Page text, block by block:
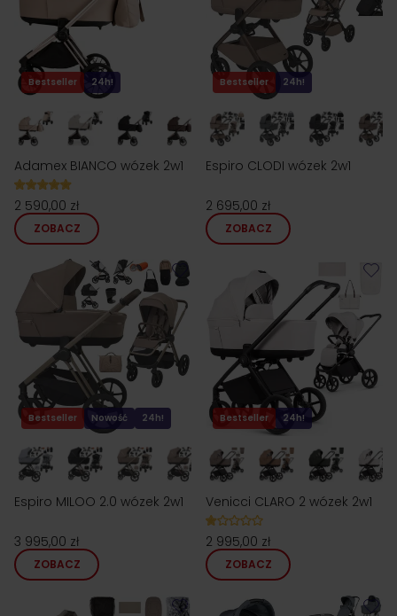
Bestseller 24h!
Adamex BIANCO wózek 2w1
2 590,00 zł
ZOBACZ
Bestseller 24h!
Espiro CLODI wózek 2w1
2 695,00 zł
ZOBACZ
Bestseller Nowość 24h!
Espiro MILOO 2.0 wózek 2w1
3 995,00 zł
ZOBACZ
Bestseller 24h!
Venicci CLARO 2 wózek 2w1
2 995,00 zł
ZOBACZ